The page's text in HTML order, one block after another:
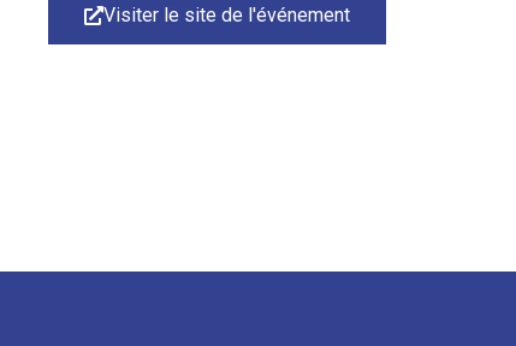
Visiter le site de l'événement